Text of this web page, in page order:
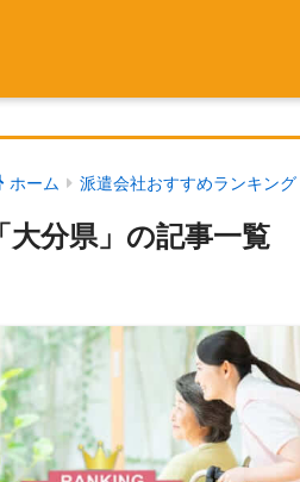
ホーム 派遣会社おすすめランキング
「大分県」の記事一覧